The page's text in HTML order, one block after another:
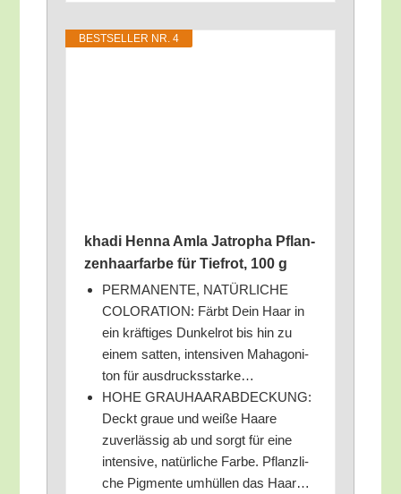
BEST­SEL­LER NR. 4
kha­di Hen­na Amla Jatro­pha Pflan­
zen­haar­far­be für Tief­rot, 100 g
PERMANENTE, NATÜRLICHE
COLORATION: Färbt Dein Haar in
ein kräf­ti­ges Dun­kel­rot bis hin zu
einem sat­ten, inten­si­ven Maha­go­ni­
ton für ausdrucksstarke…
HOHE GRAUHAARABDECKUNG:
Deckt graue und wei­ße Haa­re
zuver­läs­sig ab und sorgt für eine
inten­si­ve, natür­li­che Far­be. Pflanz­li­
che Pig­men­te umhül­len das Haar…